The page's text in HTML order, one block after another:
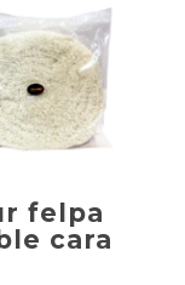
felpa
cara